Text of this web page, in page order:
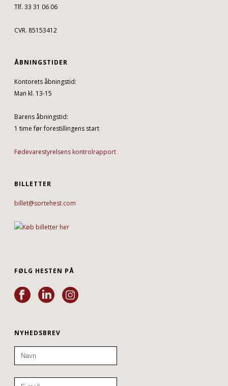
Tlf. 33 31 06 06
CVR. 85153412
ÅBNINGSTIDER
Kontorets åbningstid:
Man kl. 13-15
Barens åbningstid:
1 time før forestillingens start
Fødevarestyrelsens kontrolrapport
BILLETTER
billet@sortehest.com
FØLG HESTEN PÅ
NYHEDSBREV